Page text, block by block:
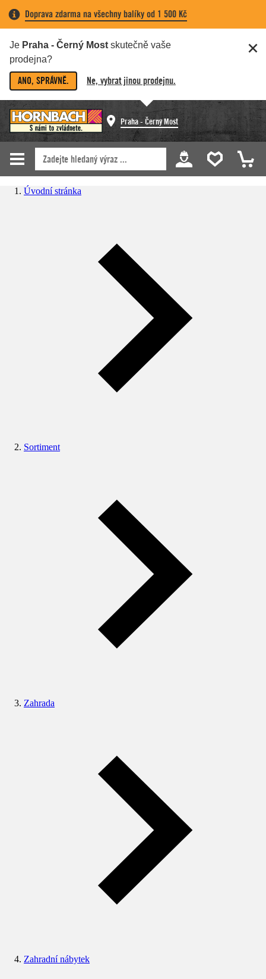
Doprava zdarma na všechny balíky od 1 500 Kč
Je Praha - Černý Most skutečně vaše
prodejna?
ANO, SPRÁVNĚ. Ne, vybrat jinou prodejnu.
Praha - Černý Most
Úvodní stránka
Sortiment
Zahrada
Zahradní nábytek